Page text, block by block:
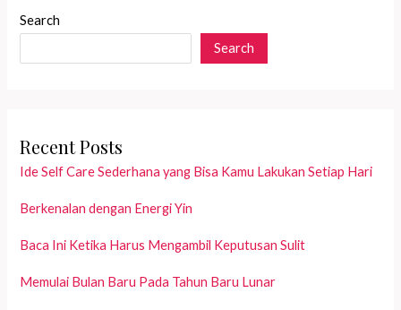
Search
Search
Recent Posts
Ide Self Care Sederhana yang Bisa Kamu Lakukan Setiap Hari
Berkenalan dengan Energi Yin
Baca Ini Ketika Harus Mengambil Keputusan Sulit
Memulai Bulan Baru Pada Tahun Baru Lunar